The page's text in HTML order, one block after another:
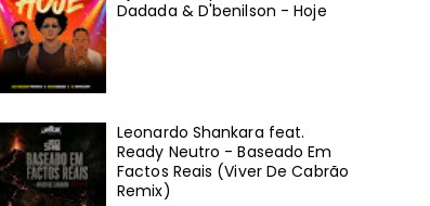
Dadada & D'benilson - Hoje
Leonardo Shankara feat.
Ready Neutro - Baseado Em
Factos Reais (Viver De Cabrão
Remix)